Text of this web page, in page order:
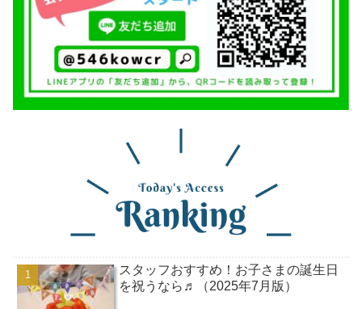
スタッフおすすめ！お子さまの誕生日
を祝うなら♬（2025年7月版）